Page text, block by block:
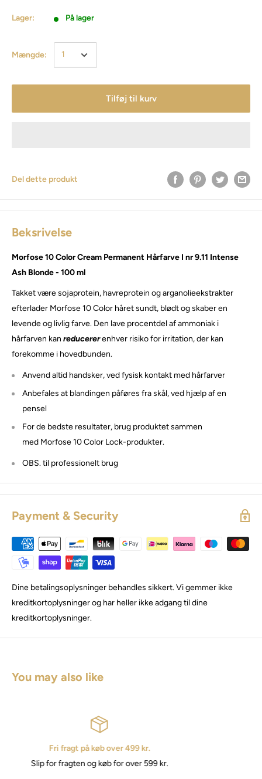
Lager: På lager
Mængde:
Tilføj til kurv
Del dette produkt
Beksrivelse
Morfose 10 Color Cream Permanent Hårfarve I nr 9.11 Intense
Ash Blonde - 100 ml
Takket være sojaprotein, havreprotein og arganolieekstrakter
efterlader Morfose 10 Color håret sundt, blødt og skaber en
levende og livlig farve. Den lave procentdel af ammoniak i
hårfarven kan reducererenhver risiko for irritation, der kan
forekomme i hovedbunden.
Anvend altid handsker, ved fysisk kontakt med hårfarver
Anbefales at blandingen påføres fra skål, ved hjælp af en
pensel
For de bedste resultater, brug produktet sammen
med Morfose 10 Color Lock-produkter.
OBS. til professionelt brug
Payment & Security
Dine betalingsoplysninger behandles sikkert. Vi gemmer ikke
kreditkortoplysninger og har heller ikke adgang til dine
kreditkortoplysninger.
You may also like
Hurtig levering
2 - 3 hverdage på levering.